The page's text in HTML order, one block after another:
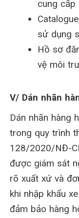
cung cấp
sử dụng
Hồ sơ
vệ môi
V/ Dán nhãn
Dán nhãn hàng
trong quy trình
128/2020/NĐ-
được giám sát
rõ xuất xứ và
khi nhập khẩu
đảm bảo hàng